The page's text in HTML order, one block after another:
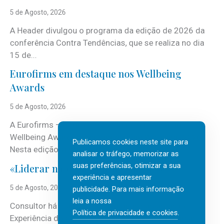
5 de Agosto, 2026
A Header divulgou o programa da edição de 2026 da
conferência Contra Tendências, que se realiza no dia
15 de...
Eurofirms em destaque nos Wellbeing
Awards
5 de Agosto, 2026
A Eurofirms – People first está de regresso aos
Wellbeing Awards, integrando o Top Wellbeing 2026.
Nesta edição, a multinacional...
«Liderar não é um talento místico.»
5 de Agosto, 2026
Consultor há mais de três décadas nas áreas de
Experiência do Cliente, Vendas e Liderança, Manuel
Publicamos cookies neste site para
analisar o tráfego, memorizar as
suas preferências, otimizar a sua
experiência e apresentar
publicidade. Para mais informação
leia a nossa
Política de privacidade e cookies.